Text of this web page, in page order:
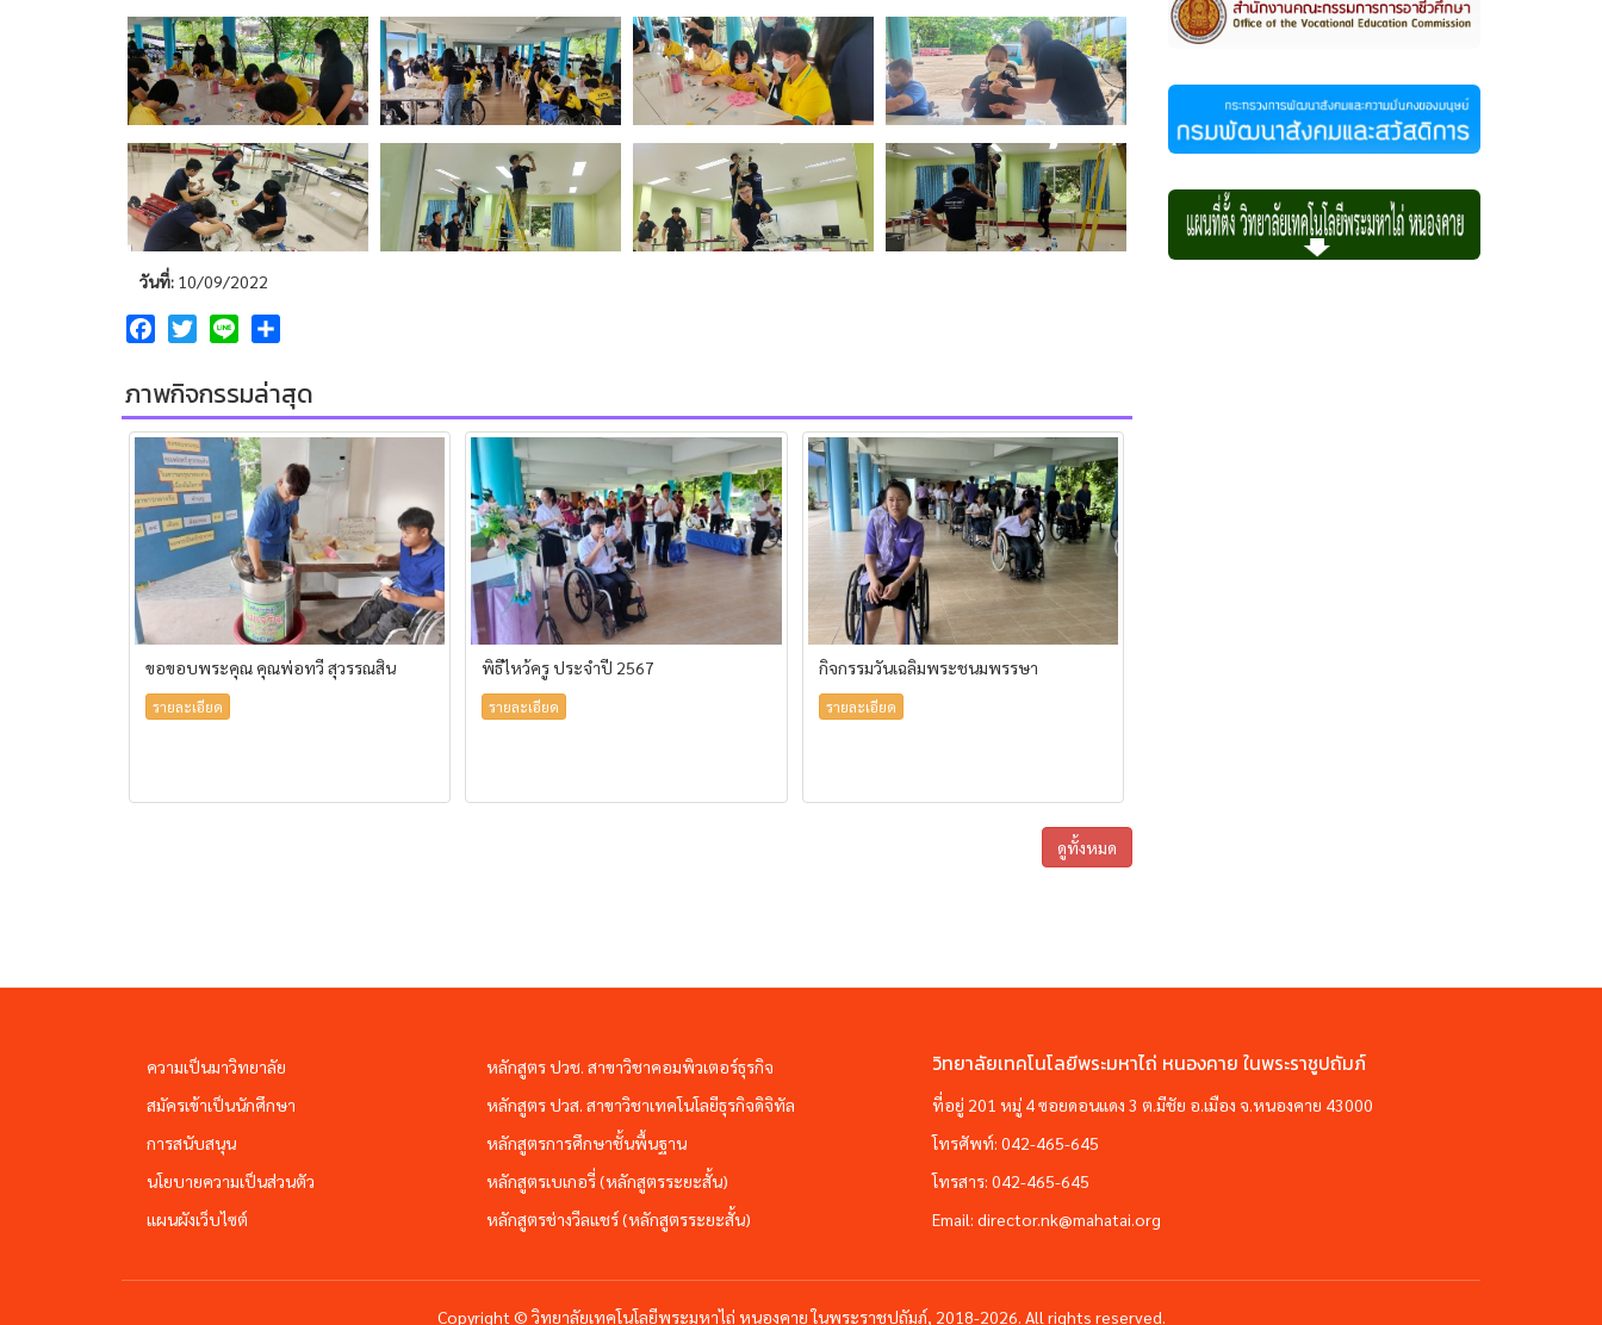
วันที่: 10/09/2022
Facebook
Twitter Line
ภาพกิจกรรมล่าสุด
ขอขอบพระคุณ คุณพ่อทวี สุวรรณสิน
รายละเอียด
พิธีไหว้ครู ประจำปี 2567
รายละเอียด
กิจกรรมวันเฉลิมพระชนมพรรษา
รายละเอียด
ดูทั้งหมด
ความเป็นมาวิทยาลัย
สมัครเข้าเป็นนักศึกษา
การสนับสนุน
นโยบายความเป็นส่วนตัว
แผนผังเว็บไซต์
หลักสูตร ปวช. สาขาวิชาคอมพิวเตอร์ธุรกิจ
หลักสูตร ปวส. สาขาวิชาเทคโนโลยีธุรกิจดิจิทัล
หลักสูตรการศึกษาชั้นพื้นฐาน
หลักสูตรเบเกอรี่ (หลักสูตรระยะสั้น)
หลักสูตรช่างวีลแชร์ (หลักสูตรระยะสั้น)
วิทยาลัยเทคโนโลยีพระมหาไถ่ หนองคาย ในพระราชูปถัมภ์
ที่อยู่ 201 หมู่ 4 ซอยดอนแดง 3 ต.มีชัย อ.เมือง จ.หนองคาย 43000
โทรศัพท์: 042-465-645
โทรสาร: 042-465-645
Email: director.nk@mahatai.org
Copyright © วิทยาลัยเทคโนโลยีพระมหาไถ่ หนองคาย ในพระราชปถัมภ์, 2018-2026. All rights reserved.